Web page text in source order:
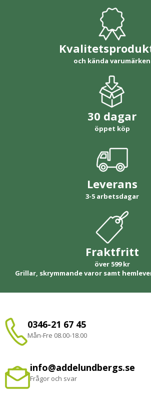
och kända varumärken
30 dagar
öppet köp
Leverans
3-5 arbetsdagar
Fraktfritt
över 599 kr
Grillar, skrymmande varor samt
0346-21 67 45
Mån-Fre 08.00-18.00
info@addelundbergs.se
Frågor och svar